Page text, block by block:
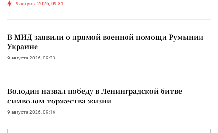
9 августа 2026, 09:31
В МИД заявили о прямой военной помощи Румынии
Украине
9 августа 2026, 09:23
Володин назвал победу в Ленинградской битве
символом торжества жизни
9 августа 2026, 09:16